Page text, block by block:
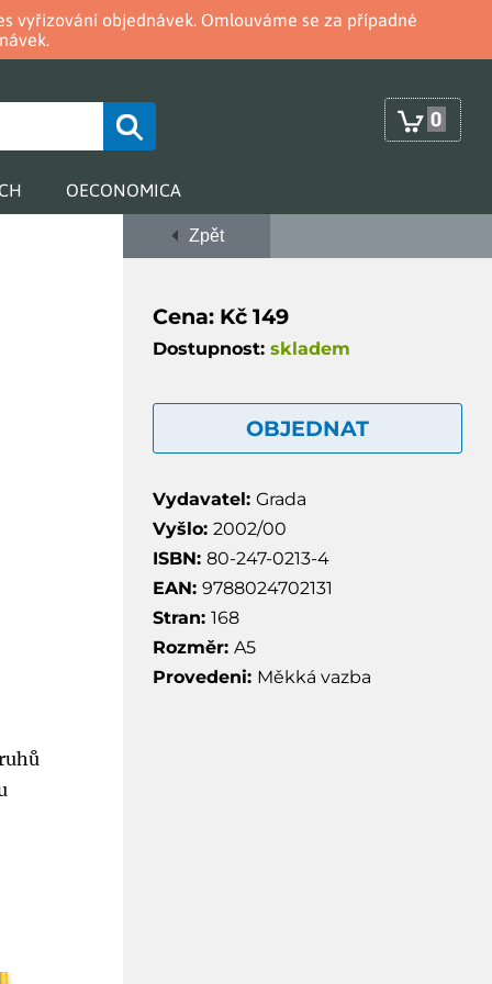
vyřizování objednávek. Omlouváme se za případné
0
OECONOMICA
Zpět
Cena: Kč 149
Dostupnost: skladem
OBJEDNAT
Vydavatel: Grada
Vyšlo: 2002/00
ISBN: 80-247-0213-4
EAN: 9788024702131
Stran: 168
Rozměr: A5
Provedeni: Měkká vazba